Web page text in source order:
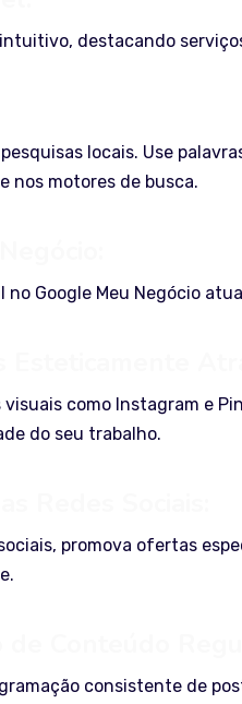
destacando
locais. Use
nos motores de busca.
no Google Meu Negócio
como Instagram e
do seu trabalho.
promova ofertas
consistente de